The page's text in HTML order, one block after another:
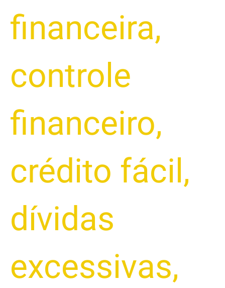
financeira,
controle
financeiro,
crédito fácil ,
dívidas
excessivas,